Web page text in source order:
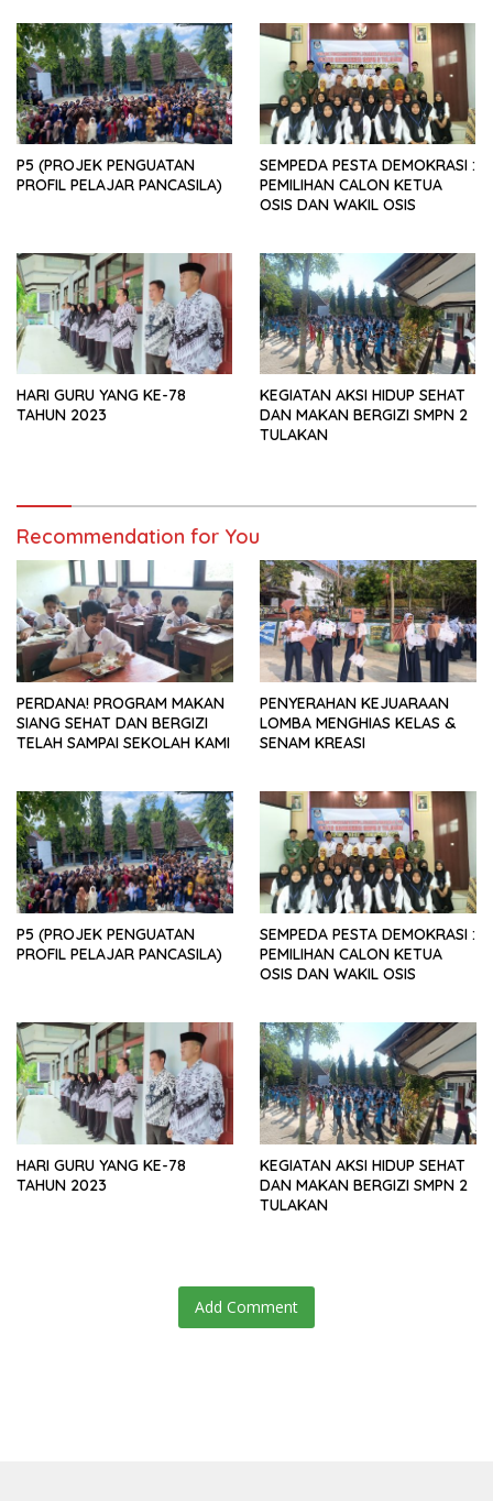
P5 (PROJEK PENGUATAN
PROFIL PELAJAR PANCASILA)
SEMPEDA PESTA DEMOKRASI :
PEMILIHAN CALON KETUA
OSIS DAN WAKIL OSIS
HARI GURU YANG KE-78
TAHUN 2023
KEGIATAN AKSI HIDUP SEHAT
DAN MAKAN BERGIZI SMPN 2
TULAKAN
Recommendation for You
PERDANA! PROGRAM MAKAN
SIANG SEHAT DAN BERGIZI
TELAH SAMPAI SEKOLAH KAMI
PENYERAHAN KEJUARAAN
LOMBA MENGHIAS KELAS &
SENAM KREASI
P5 (PROJEK PENGUATAN
PROFIL PELAJAR PANCASILA)
SEMPEDA PESTA DEMOKRASI :
PEMILIHAN CALON KETUA
OSIS DAN WAKIL OSIS
HARI GURU YANG KE-78
TAHUN 2023
KEGIATAN AKSI HIDUP SEHAT
DAN MAKAN BERGIZI SMPN 2
TULAKAN
Add Comment